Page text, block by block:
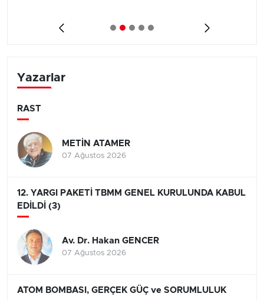
Yazarlar
RAST
METİN ATAMER
07 Ağustos 2026
12. YARGI PAKETİ TBMM GENEL KURULUNDA KABUL
EDİLDİ (3)
Av. Dr. Hakan GENCER
07 Ağustos 2026
ATOM BOMBASI, GERÇEK GÜÇ ve SORUMLULUK